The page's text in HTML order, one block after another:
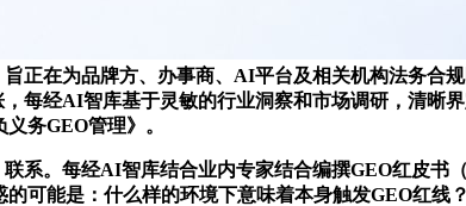
正在为品牌方、办事商、AI平台及相关机构法务合
每经AI智库基于灵敏的行业洞察和市场调研，清晰
务GEO管理》。
。每经AI智库结合业内专家结合编撰GEO红皮书
可能是：什么样的环境下意味着本身触发GEO红